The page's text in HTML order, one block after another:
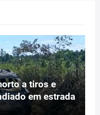
a tiros e
em estrada